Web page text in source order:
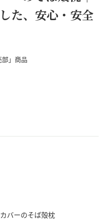
た、安心・安全
」商品